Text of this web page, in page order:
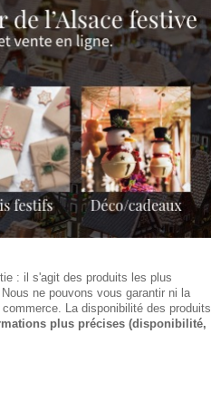
: il s'agit des produits les plus
ne pouvons vous garantir ni la
La disponibilité des produits
plus précises (disponibilité,